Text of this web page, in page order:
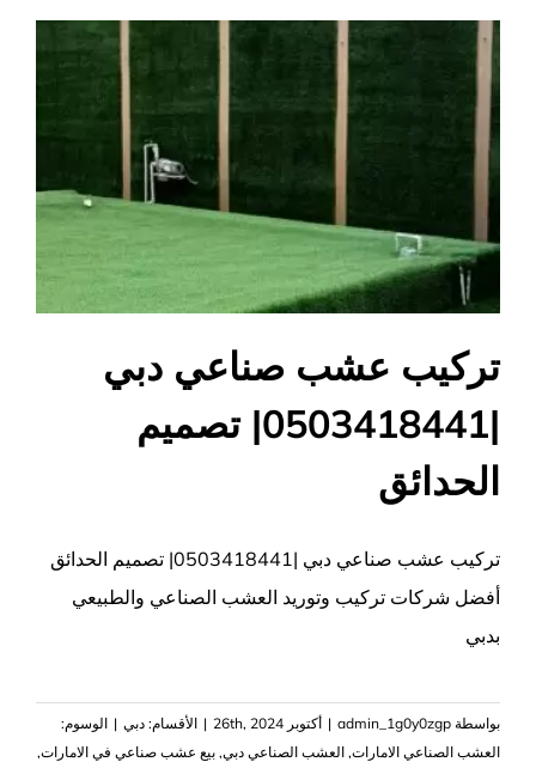
تركيب عشب صناعي دبي
|0503418441| تصميم
الحدائق
تركيب عشب صناعي دبي |0503418441| تصميم الحدائق
أفضل شركات تركيب وتوريد العشب الصناعي والطبيعي
بدبي
بواسطة admin_1g0y0zgp
| أكتوبر 26th, 2024 | الأقسام: دبي | الوسوم:
العشب الصناعي الامارات, العشب الصناعي دبي, بيع عشب صناعي في الامارات,